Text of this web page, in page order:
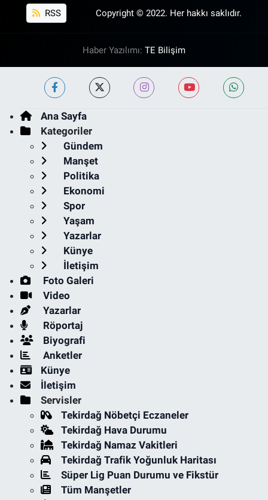
RSS Copyright © 2022. Her hakkı saklıdır.
Haber Yazılımı: TE Bilişim
Ana Sayfa
Kategoriler
Gündem
Manşet
Politika
Ekonomi
Spor
Yaşam
Yazarlar
Künye
İletişim
Foto Galeri
Video
Yazarlar
Röportaj
Biyografi
Anketler
Künye
İletişim
Servisler
Tekirdağ Nöbetçi Eczaneler
Tekirdağ Hava Durumu
Tekirdağ Namaz Vakitleri
Tekirdağ Trafik Yoğunluk Haritası
Süper Lig Puan Durumu ve Fikstür
Tüm Manşetler